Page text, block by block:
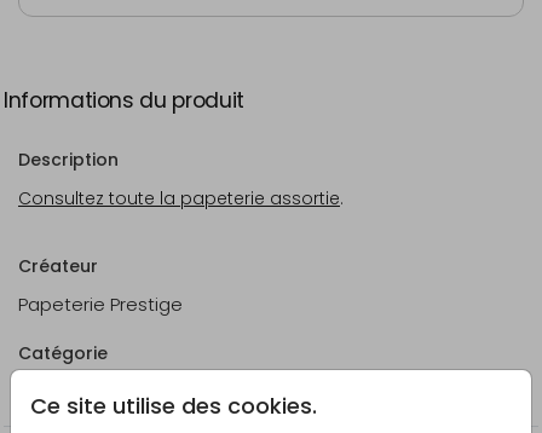
Ce site utilise des cookies.
Informations du produit
Description
Consultez toute la papeterie assortie.
Créateur
Papeterie Prestige
Catégorie
Mariage